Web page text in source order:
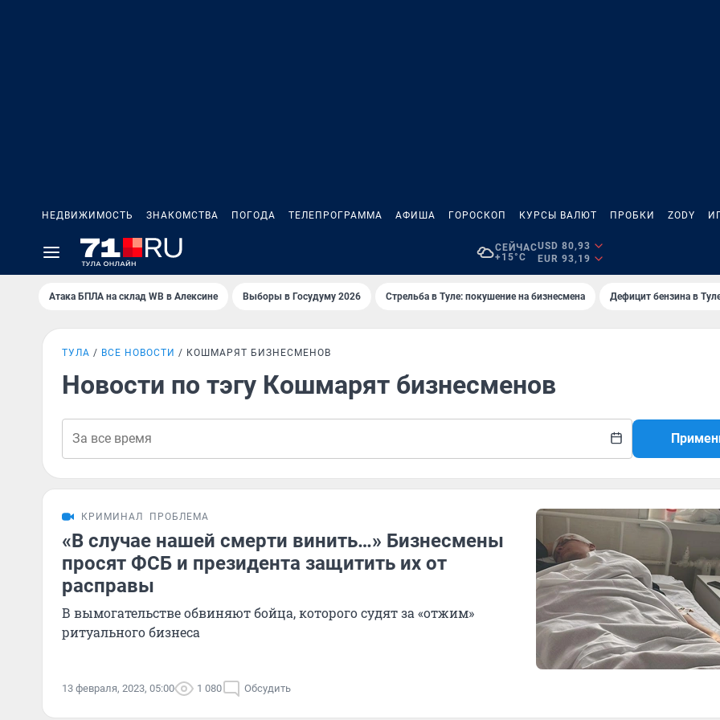
НЕДВИЖИМОСТЬ ЗНАКОМСТВА ПОГОДА ТЕЛЕПРОГРАММА АФИША ГОРОСКОП КУРСЫ ВАЛЮТ ПРОБКИ ZODY
СЕЙЧАС
+15°C
USD 80,93
EUR 93,19
Атака БПЛА на склад WB в Алексине Выборы в Госудуму 2026 Стрельба в Туле: покушение на бизнесмена Дефицит бензина в
ТУЛА ВСЕ НОВОСТИ КОШМАРЯТ БИЗНЕСМЕНОВ
Новости по тэгу Кошмарят бизнесменов
КРИМИНАЛ ПРОБЛЕМА
«В случае нашей смерти винить…» Бизнесмены
просят ФСБ и президента защитить их от
расправы
В вымогательстве обвиняют бойца, которого судят за «отжим»
ритуального бизнеса
13 февраля, 2023, 05:00 1 080 Обсудить